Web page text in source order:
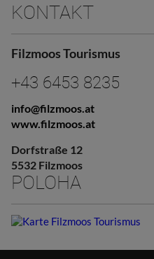
KONTAKT
Filzmoos Tourismus
+43 6453 8235
info@filzmoos.at
www.filzmoos.at
Dorfstraße 12
5532 Filzmoos
POLOHA